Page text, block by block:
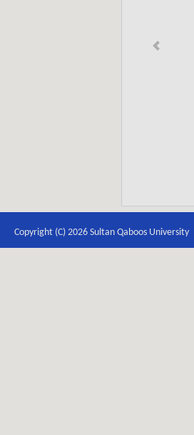
Previous
Copyright (C) 2026 Sultan Qaboos University